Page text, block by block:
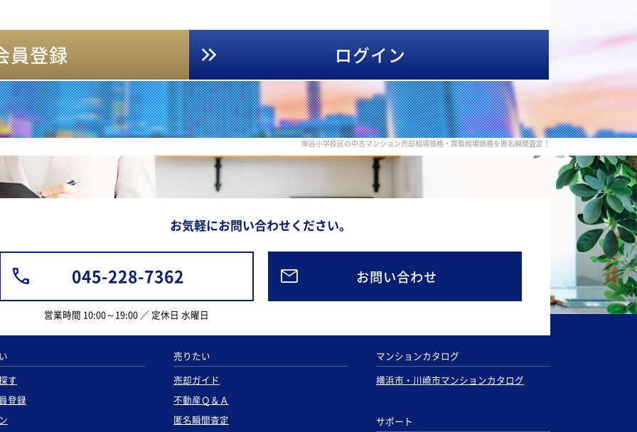
員登録 ログイン
岸谷小学校区の中古マンション売却相場価格・買取相場価格を匿名瞬間査定！
お気軽にお問い合わせください。
045-228-7362
営業時間 10:00～19:00 ／ 定休日 水曜日
お問い合わせ
す
登録
売りたい
売却ガイド
不動産Ｑ＆Ａ
匿名瞬間査定
マンションカタログ
横浜市・川崎市マンションカタログ
サポート